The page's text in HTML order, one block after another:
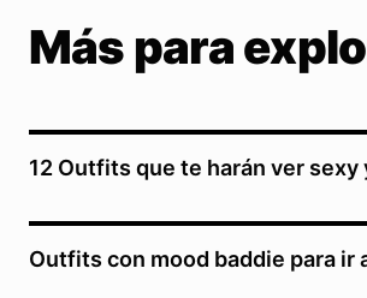
Más para
12 Outfits que te harán ver sexy
Outfits con mood baddie para ir